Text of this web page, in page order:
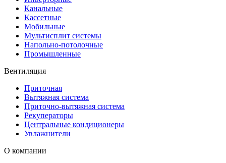
Канальные
Кассетные
Мобильные
Мультисплит системы
Напольно-потолочные
Промышленные
Вентиляция
Приточная
Вытяжная система
Приточно-вытяжная система
Рекуператоры
Центральные кондиционеры
Увлажнители
О компании